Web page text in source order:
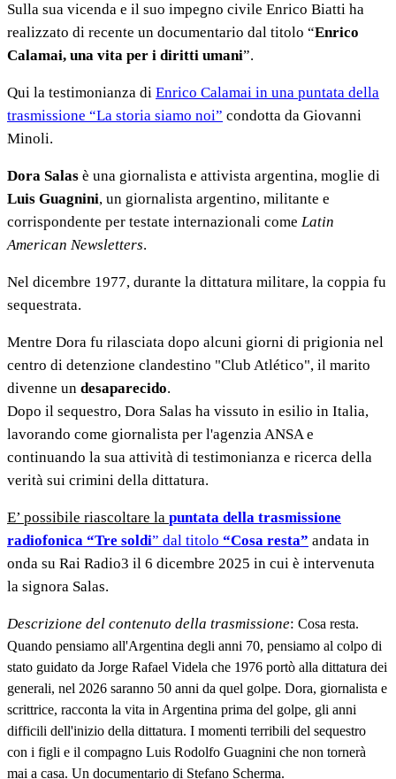
Sulla sua vicenda e il suo impegno civile Enrico Biatti ha
realizzato di recente un documentario dal titolo “Enrico
Calamai, una vita per i diritti umani”.
Qui la testimonianza di Enrico Calamai in una puntata della
trasmissione “La storia siamo noi” condotta da Giovanni
Minoli.
Dora Salas è una giornalista e attivista argentina, moglie di
Luis Guagnini, un giornalista argentino, militante e
corrispondente per testate internazionali come Latin
American Newsletters.
Nel dicembre 1977, durante la dittatura militare, la coppia fu
sequestrata.
Mentre Dora fu rilasciata dopo alcuni giorni di prigionia nel
centro di detenzione clandestino "Club Atlético", il marito
divenne un desaparecido.
Dopo il sequestro, Dora Salas ha vissuto in esilio in Italia,
lavorando come giornalista per l'agenzia ANSA e
continuando la sua attività di testimonianza e ricerca della
verità sui crimini della dittatura.
E’ possibile riascoltare la puntata della trasmissione
radiofonica “Tre soldi” dal titolo “Cosa resta” andata in
onda su Rai Radio3 il 6 dicembre 2025 in cui è intervenuta
la signora Salas.
Descrizione del contenuto della trasmissione: Cosa resta.
Quando pensiamo all'Argentina degli anni 70, pensiamo al colpo di
stato guidato da Jorge Rafael Videla che 1976 portò alla dittatura dei
generali, nel 2026 saranno 50 anni da quel golpe. Dora, giornalista e
scrittrice, racconta la vita in Argentina prima del golpe, gli anni
difficili dell'inizio della dittatura. I momenti terribili del sequestro
con i figli e il compagno Luis Rodolfo Guagnini che non tornerà
mai a casa. Un documentario di Stefano Scherma.